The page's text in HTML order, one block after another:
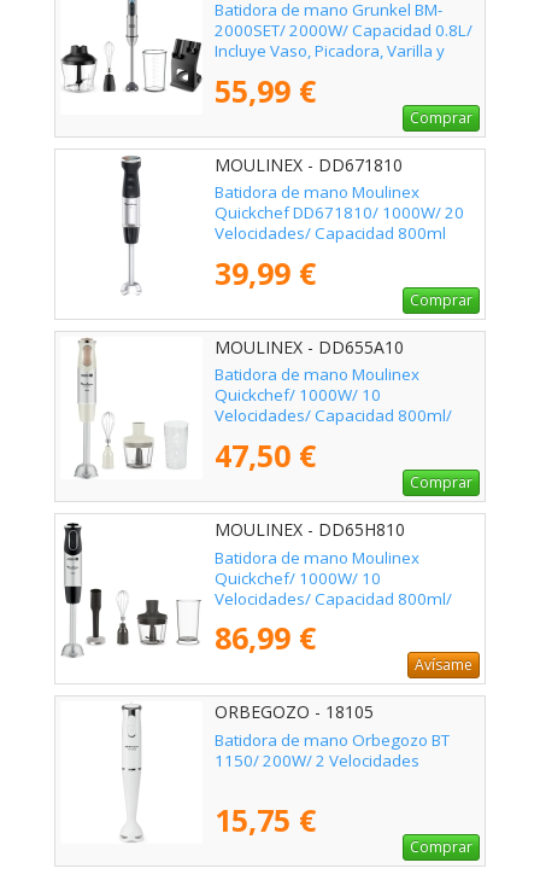
Batidora de mano Grunkel BM-
2000SET/ 2000W/ Capacidad 0.8L/
Incluye Vaso, Picadora, Varilla y
55,99 €
Comprar
MOULINEX - DD671810
Batidora de mano Moulinex
Quickchef DD671810/ 1000W/ 20
Velocidades/ Capacidad 800ml
39,99 €
Comprar
MOULINEX - DD655A10
Batidora de mano Moulinex
Quickchef/ 1000W/ 10
Velocidades/ Capacidad 800ml/
Medidor
47,50 €
Comprar
MOULINEX - DD65H810
Batidora de mano Moulinex
Quickchef/ 1000W/ 10
Velocidades/ Capacidad 800ml/
y Vaso Medidor
86,99 €
Avísame
ORBEGOZO - 18105
Batidora de mano Orbegozo BT
1150/ 200W/ 2 Velocidades
15,75 €
Comprar